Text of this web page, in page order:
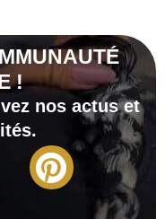
!
nos actus et